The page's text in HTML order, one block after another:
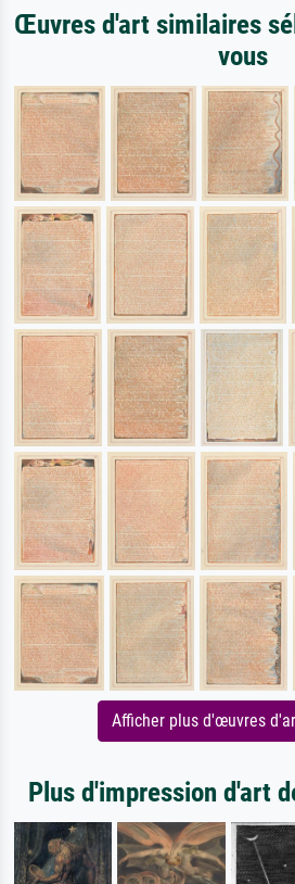
Œuvres d'art similaires
vous
Afficher plus d'œuvres
Plus d'impression d'art